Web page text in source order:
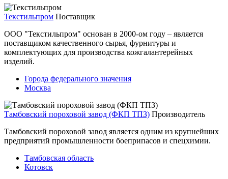
Текстильпром Поставщик
ООО "Текстильпром" основан в 2000-ом году – является
поставщиком качественного сырья, фурнитуры и
комплектующих для производства кожгалантерейных
изделий.
Города федерального значения
Москва
Тамбовский пороховой завод (ФКП ТПЗ) Производитель
Тамбовский пороховой завод является одним из крупнейших
предприятий промышленности боеприпасов и спецхимии.
Тамбовская область
Котовск